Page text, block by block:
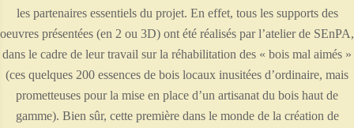
les partenaires essentiels du projet. En effet, tous les supports des
oeuvres présentées (en 2 ou 3D) ont été réalisés par l’atelier de SEnPA,
dans le cadre de leur travail sur la réhabilitation des « bois mal aimés »
(ces quelques 200 essences de bois locaux inusitées d’ordinaire, mais
prometteuses pour la mise en place d’un artisanat du bois haut de
gamme). Bien sûr, cette première dans le monde de la création de